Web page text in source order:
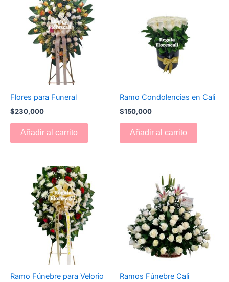
Flores para Funeral
$230,000
Añadir al carrito
Ramo Condolencias en Cali
$150,000
Añadir al carrito
Ramo Fúnebre para Velorio Ramos Fúnebre Cali